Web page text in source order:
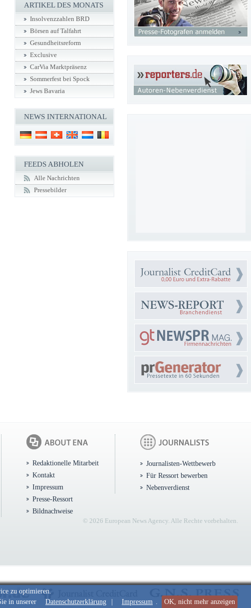
zu optimieren.
in unserer Datenschutzerklärung Impressum . OK, nicht mehr anzeigen
ARTIKEL DES MONATS
Insolvenzzahlen BRD
Börsen auf Talfahrt
Gesundheitsreform
Exclusive
CarVia Marktpräsenz
Sommerfest bei Spock
Jews Bavaria
NEWS INTERNATIONAL
FEEDS ABHOLEN
Alle Nachrichten
Pressebilder
Redaktionelle Mitarbeit
Kontakt
Impressum
Presse-Ressort
Bildnachweise
Journalisten-Wettbewerb
Für Ressort bewerben
Nebenverdienst
© 2026 European News Agency. Alle Rechte vorbehalten.